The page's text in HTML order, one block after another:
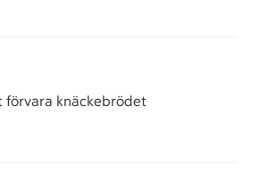
förvara knäckebrödet